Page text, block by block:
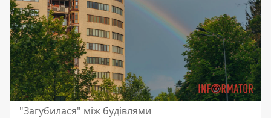
"Загубилася" між будівлями